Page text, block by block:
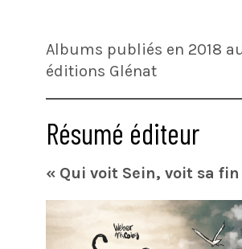
Albums publiés en 2018
éditions Glénat
Résumé éditeur
« Qui voit Sein, voit sa